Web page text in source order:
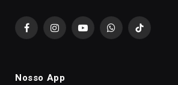
FacebookInstagramYouTubeWhatsAppTikTok
Nosso App